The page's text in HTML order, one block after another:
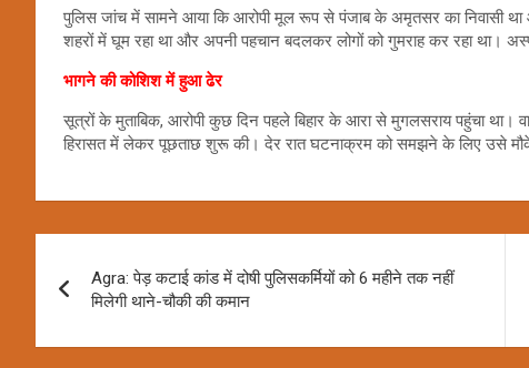
पुलिस जांच में सामने आया कि आरोपी मूल रूप से पंजाब के अमृतसर का निवासी
शहरों में घूम रहा था और अपनी पहचान बदलकर लोगों को गुमराह कर रहा था।
भागने की कोशिश में हुआ ढेर
सूत्रों के मुताबिक, आरोपी कुछ दिन पहले बिहार के आरा से मुगलसराय पहुंचा था।
हिरासत में लेकर पूछताछ शुरू की। देर रात घटनाक्रम को समझने के लिए उसे
navigation
Agra: पेड़ कटाई कांड में दोषी पुलिसकर्मियों को 6 महीने तक नहीं
मिलेगी थाने-चौकी की कमान